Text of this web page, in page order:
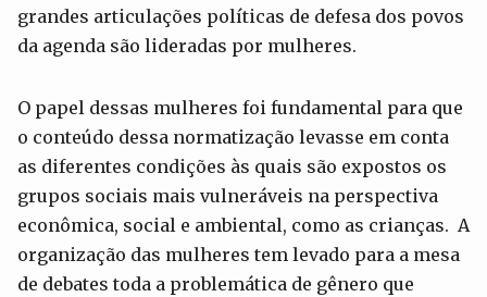
grandes articulações políticas de defesa dos povos
da agenda são lideradas por mulheres.
O papel dessas mulheres foi fundamental para que
o conteúdo dessa normatização levasse em conta
as diferentes condições às quais são expostos os
grupos sociais mais vulneráveis na perspectiva
econômica, social e ambiental, como as crianças. A
organização das mulheres tem levado para a mesa
de debates toda a problemática de gênero que